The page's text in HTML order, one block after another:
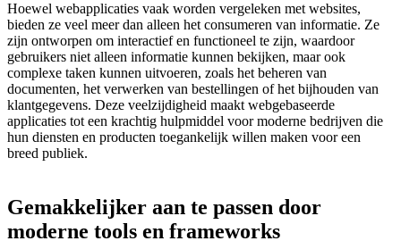
Hoewel webapplicaties vaak worden vergeleken met websites,
bieden ze veel meer dan alleen het consumeren van informatie. Ze
zijn ontworpen om interactief en functioneel te zijn, waardoor
gebruikers niet alleen informatie kunnen bekijken, maar ook
complexe taken kunnen uitvoeren, zoals het beheren van
documenten, het verwerken van bestellingen of het bijhouden van
klantgegevens. Deze veelzijdigheid maakt webgebaseerde
applicaties tot een krachtig hulpmiddel voor moderne bedrijven die
hun diensten en producten toegankelijk willen maken voor een
breed publiek.
Gemakkelijker aan te passen door
moderne tools en frameworks